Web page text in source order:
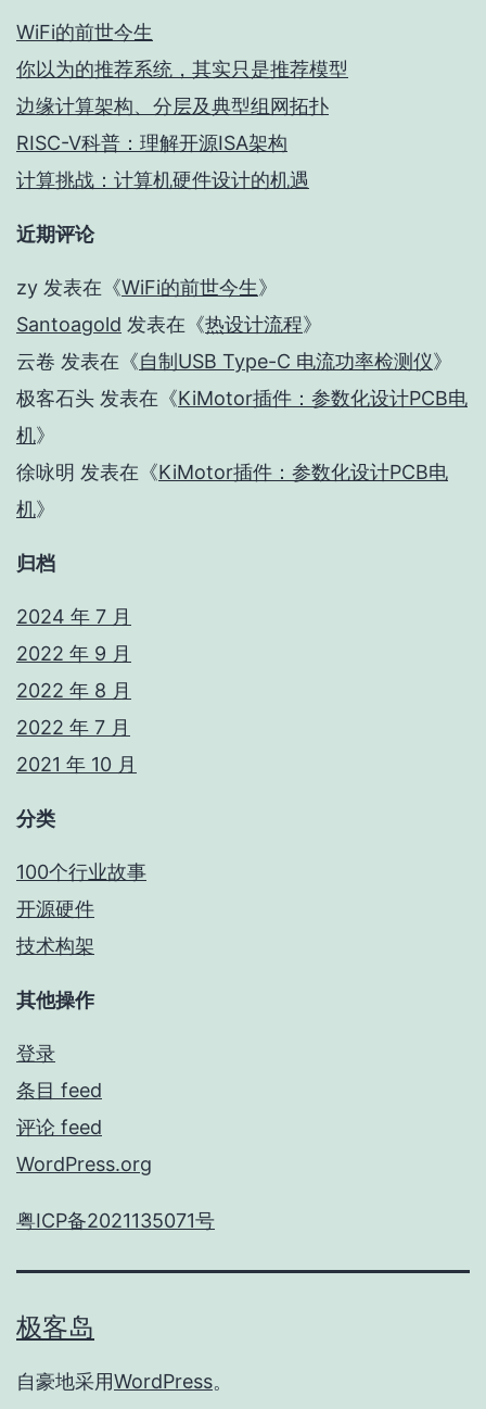
WiFi的前世今生
你以为的推荐系统，其实只是推荐模型
边缘计算架构、分层及典型组网拓扑
RISC-V科普：理解开源ISA架构
计算挑战：计算机硬件设计的机遇
近期评论
zy 发表在《WiFi的前世今生》
Santoagold 发表在《热设计流程》
云卷 发表在《自制USB Type-C 电流功率检测仪》
极客石头 发表在《KiMotor插件：参数化设计PCB电
机》
徐咏明 发表在《KiMotor插件：参数化设计PCB电
机》
归档
2024 年 7 月
2022 年 9 月
2022 年 8 月
2022 年 7 月
2021 年 10 月
分类
100个行业故事
开源硬件
技术构架
其他操作
登录
条目 feed
评论 feed
WordPress.org
粤ICP备2021135071号
极客岛
自豪地采用WordPress。